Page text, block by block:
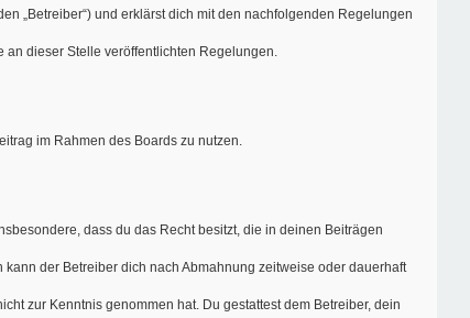
„Betreiber“) und erklärst dich mit den nachfolgenden Regelungen
an dieser Stelle veröffentlichten Regelungen.
im Rahmen des Boards zu nutzen.
dass du das Recht besitzt, die in deinen Beiträgen
der Betreiber dich nach Abmahnung zeitweise oder dauerhaft
zur Kenntnis genommen hat. Du gestattest dem Betreiber, dein